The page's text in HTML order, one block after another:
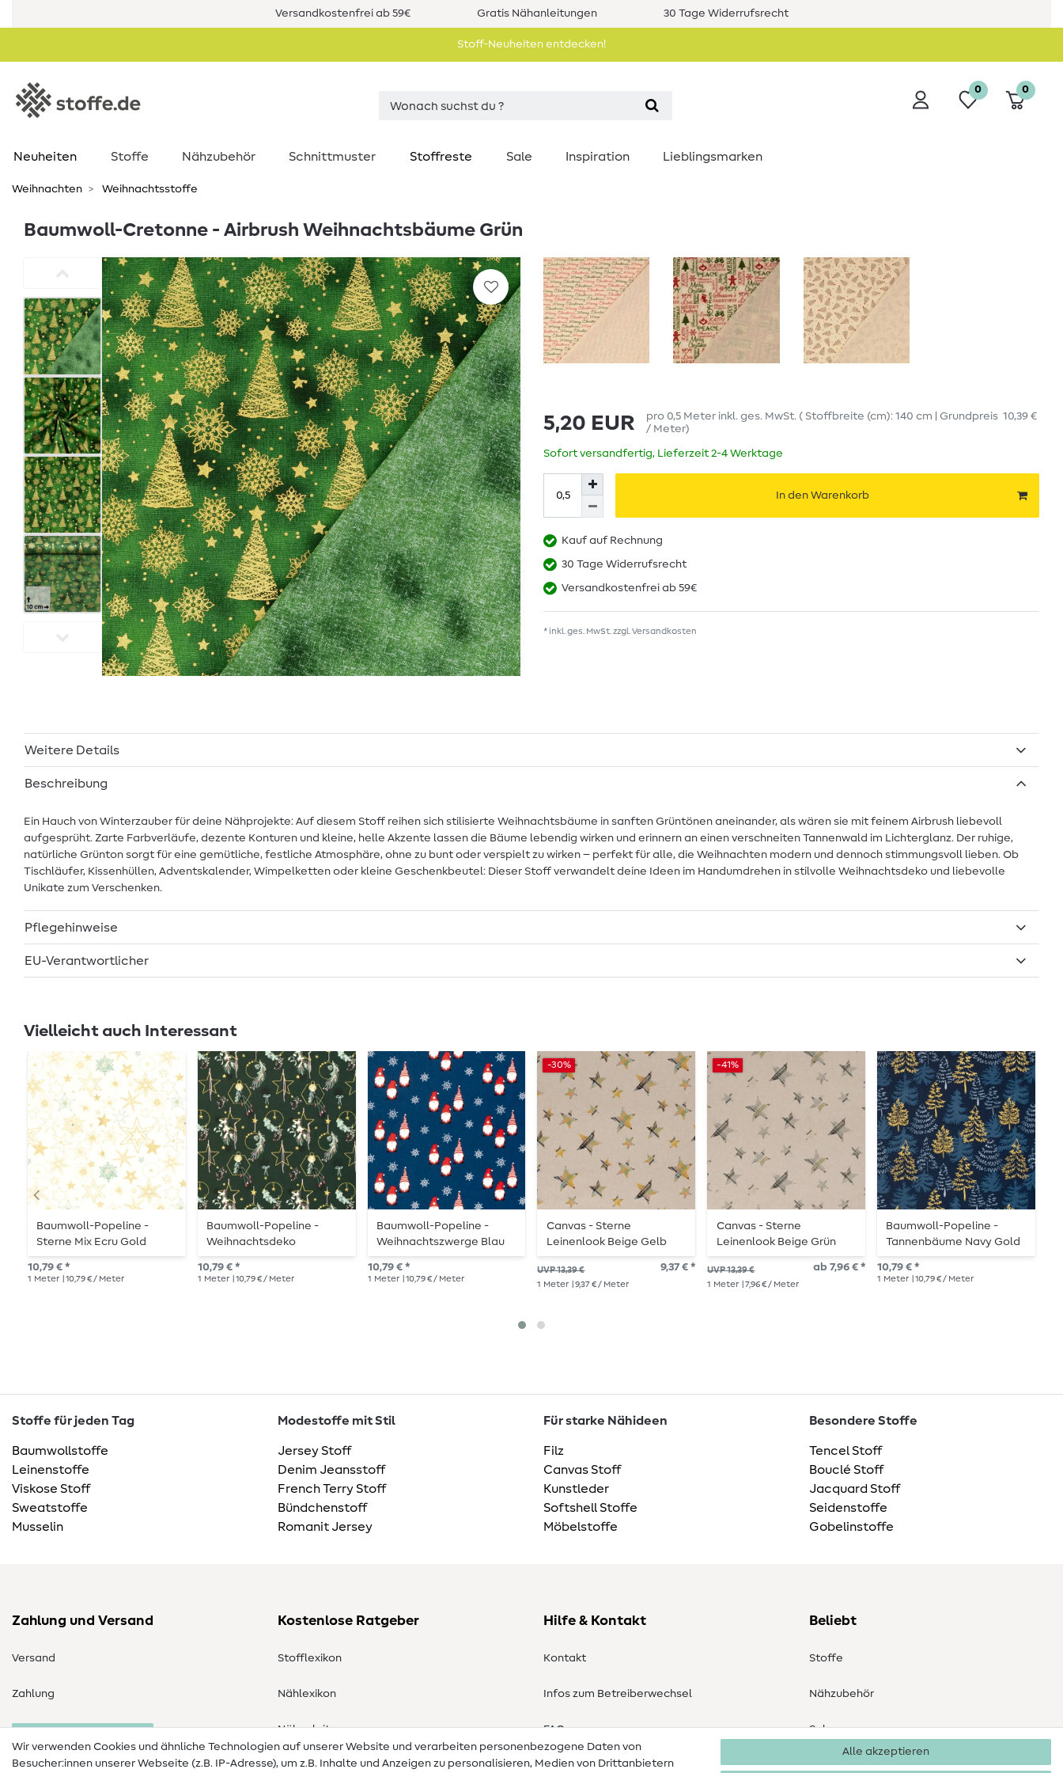
Versandkostenfrei ab 59€ Gratis Nähanleitungen 30 Tage Widerrufsrecht
Stoff-Neuheiten entdecken!
0 0
Neuheiten Stoffe Nähzubehör Schnittmuster Stoffreste Sale Inspiration Lieblingsmarken
Weihnachten Weihnachtsstoffe
Baumwoll-Cretonne - Airbrush Weihnachtsbäume Grün
5,20 EUR pro 0,5 Meter inkl. ges. MwSt. ( Stoffbreite (cm): 140 cm | Grundpreis 10,39 €
/ Meter)
Sofort versandfertig, Lieferzeit 2-4 Werktage
In den Warenkorb
Kauf auf Rechnung
30 Tage Widerrufsrecht
Versandkostenfrei ab 59€
* inkl. ges. MwSt. zzgl.Versandkosten
Weitere Details
Beschreibung
Ein Hauch von Winterzauber für deine Nähprojekte: Auf diesem Stoff reihen sich stilisierte Weihnachtsbäume in sanften Grüntönen aneinander, als wären sie mit feinem Airbrush liebevoll
aufgesprüht. Zarte Farbverläufe, dezente Konturen und kleine, helle Akzente lassen die Bäume lebendig wirken und erinnern an einen verschneiten Tannenwald im Lichterglanz. Der ruhige,
natürliche Grünton sorgt für eine gemütliche, festliche Atmosphäre, ohne zu bunt oder verspielt zu wirken – perfekt für alle, die Weihnachten modern und dennoch stimmungsvoll lieben. Ob
Tischläufer, Kissenhüllen, Adventskalender, Wimpelketten oder kleine Geschenkbeutel: Dieser Stoff verwandelt deine Ideen im Handumdrehen in stilvolle Weihnachtsdeko und liebevolle
Unikate zum Verschenken.
Pflegehinweise
EU-Verantwortlicher
Vielleicht auch Interessant
Baumwoll-Popeline -
Sterne Mix Ecru Gold
10,79 € *
1 Meter | 10,79 € / Meter
Baumwoll-Popeline -
Weihnachtsdeko
Dunkelgrün Gold
10,79 € *
1 Meter | 10,79 € / Meter
Baumwoll-Popeline -
Weihnachtszwerge Blau
10,79 € *
1 Meter | 10,79 € / Meter
-30%
Canvas - Sterne
Leinenlook Beige Gelb
UVP 13,39 € 9,37 € *
1 Meter | 9,37 € / Meter
-41%
Canvas - Sterne
Leinenlook Beige Grün
UVP 13,39 € ab 7,96 € *
1 Meter | 7,96 € / Meter
Baumwoll-Popeline -
Tannenbäume Navy Gold
10,79 € *
1 Meter | 10,79 € / Meter
Stoffe für jeden Tag
Baumwollstoffe
Leinenstoffe
Viskose Stoff
Sweatstoffe
Musselin
Modestoffe mit Stil
Jersey Stoff
Denim Jeansstoff
French Terry Stoff
Bündchenstoff
Romanit Jersey
Für starke Nähideen
Filz
Canvas Stoff
Kunstleder
Softshell Stoffe
Möbelstoffe
Besondere Stoffe
Tencel Stoff
Bouclé Stoff
Jacquard Stoff
Seidenstoffe
Gobelinstoffe
Zahlung und Versand
Versand
Zahlung
Kostenlose Ratgeber
Stofflexikon
Nählexikon
Nähanleitungen
Hilfe & Kontakt
Kontakt
Infos zum Betreiberwechsel
FAQ
Widerrufsrecht
Beliebt
Stoffe
Nähzubehör
Sale
Schnittmuster
Wir verwenden Cookies und ähnliche Technologien auf unserer Website und verarbeiten personenbezogene Daten von
Besucher:innen unserer Webseite (z.B. IP-Adresse), um z.B. Inhalte und Anzeigen zu personalisieren, Medien von Drittanbietern
Alle akzeptieren